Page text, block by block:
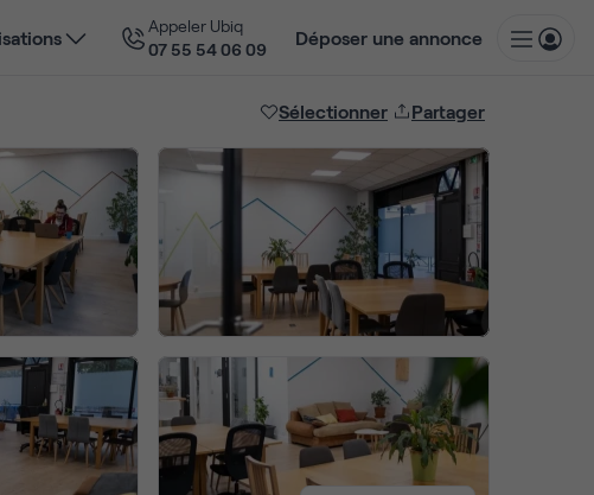
Appeler Ubiq
07 55 54 06 09
Déposer une annonce
Sélectionner Partager